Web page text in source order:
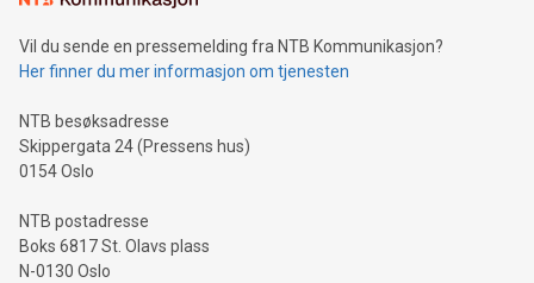
Vil du sende en pressemelding fra NTB Kommunikasjon?
Her finner du mer informasjon om tjenesten
NTB besøksadresse
Skippergata 24 (Pressens hus)
0154 Oslo
NTB postadresse
Boks 6817 St. Olavs plass
N-0130 Oslo